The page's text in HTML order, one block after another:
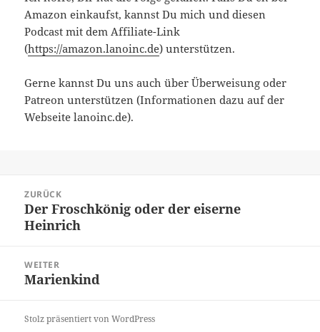
Amazon einkaufst, kannst Du mich und diesen
Podcast mit dem Affiliate-Link
(https://amazon.lanoinc.de) unterstützen.
Gerne kannst Du uns auch über Überweisung oder
Patreon unterstützen (Informationen dazu auf der
Webseite lanoinc.de).
ZURÜCK
Vorheriger
Beitrag:
Der Froschkönig oder der eiserne
Heinrich
WEITER
Nächster
Marienkind
Stolz präsentiert von WordPress